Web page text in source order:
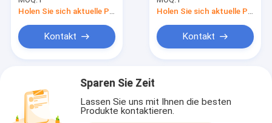
Elektroauto
Holen Sie sich aktuelle Preis
Kontakt
Sportwagen
Holen Sie sich aktuelle Preis
Kontakt
Sparen Sie Zeit
Lassen Sie uns mit Ihnen die besten
Produkte kontaktieren.